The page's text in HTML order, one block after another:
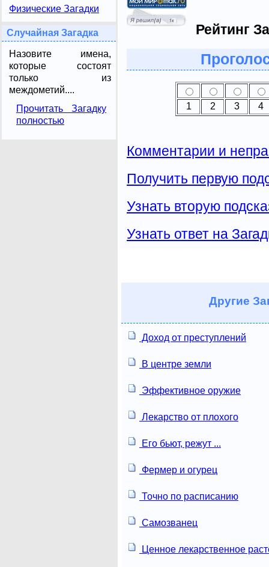
Физические Загадки
Случайная Загадка
Назовите имена,
которые состоят
только из
междометий....
Прочитать Загадку
полностью
Рейтинг
1 2 3 4
Комментарии и
Получить первую
Узнать вторую
Узнать ответ на
Другие
Доход от преступлений
В центре земли
Эффективное оружие
Лекарство от плохого
Его бьют, режут ...
Фермер и огурец
Точно по расписанию
Самозванец
Ценное лекарственное